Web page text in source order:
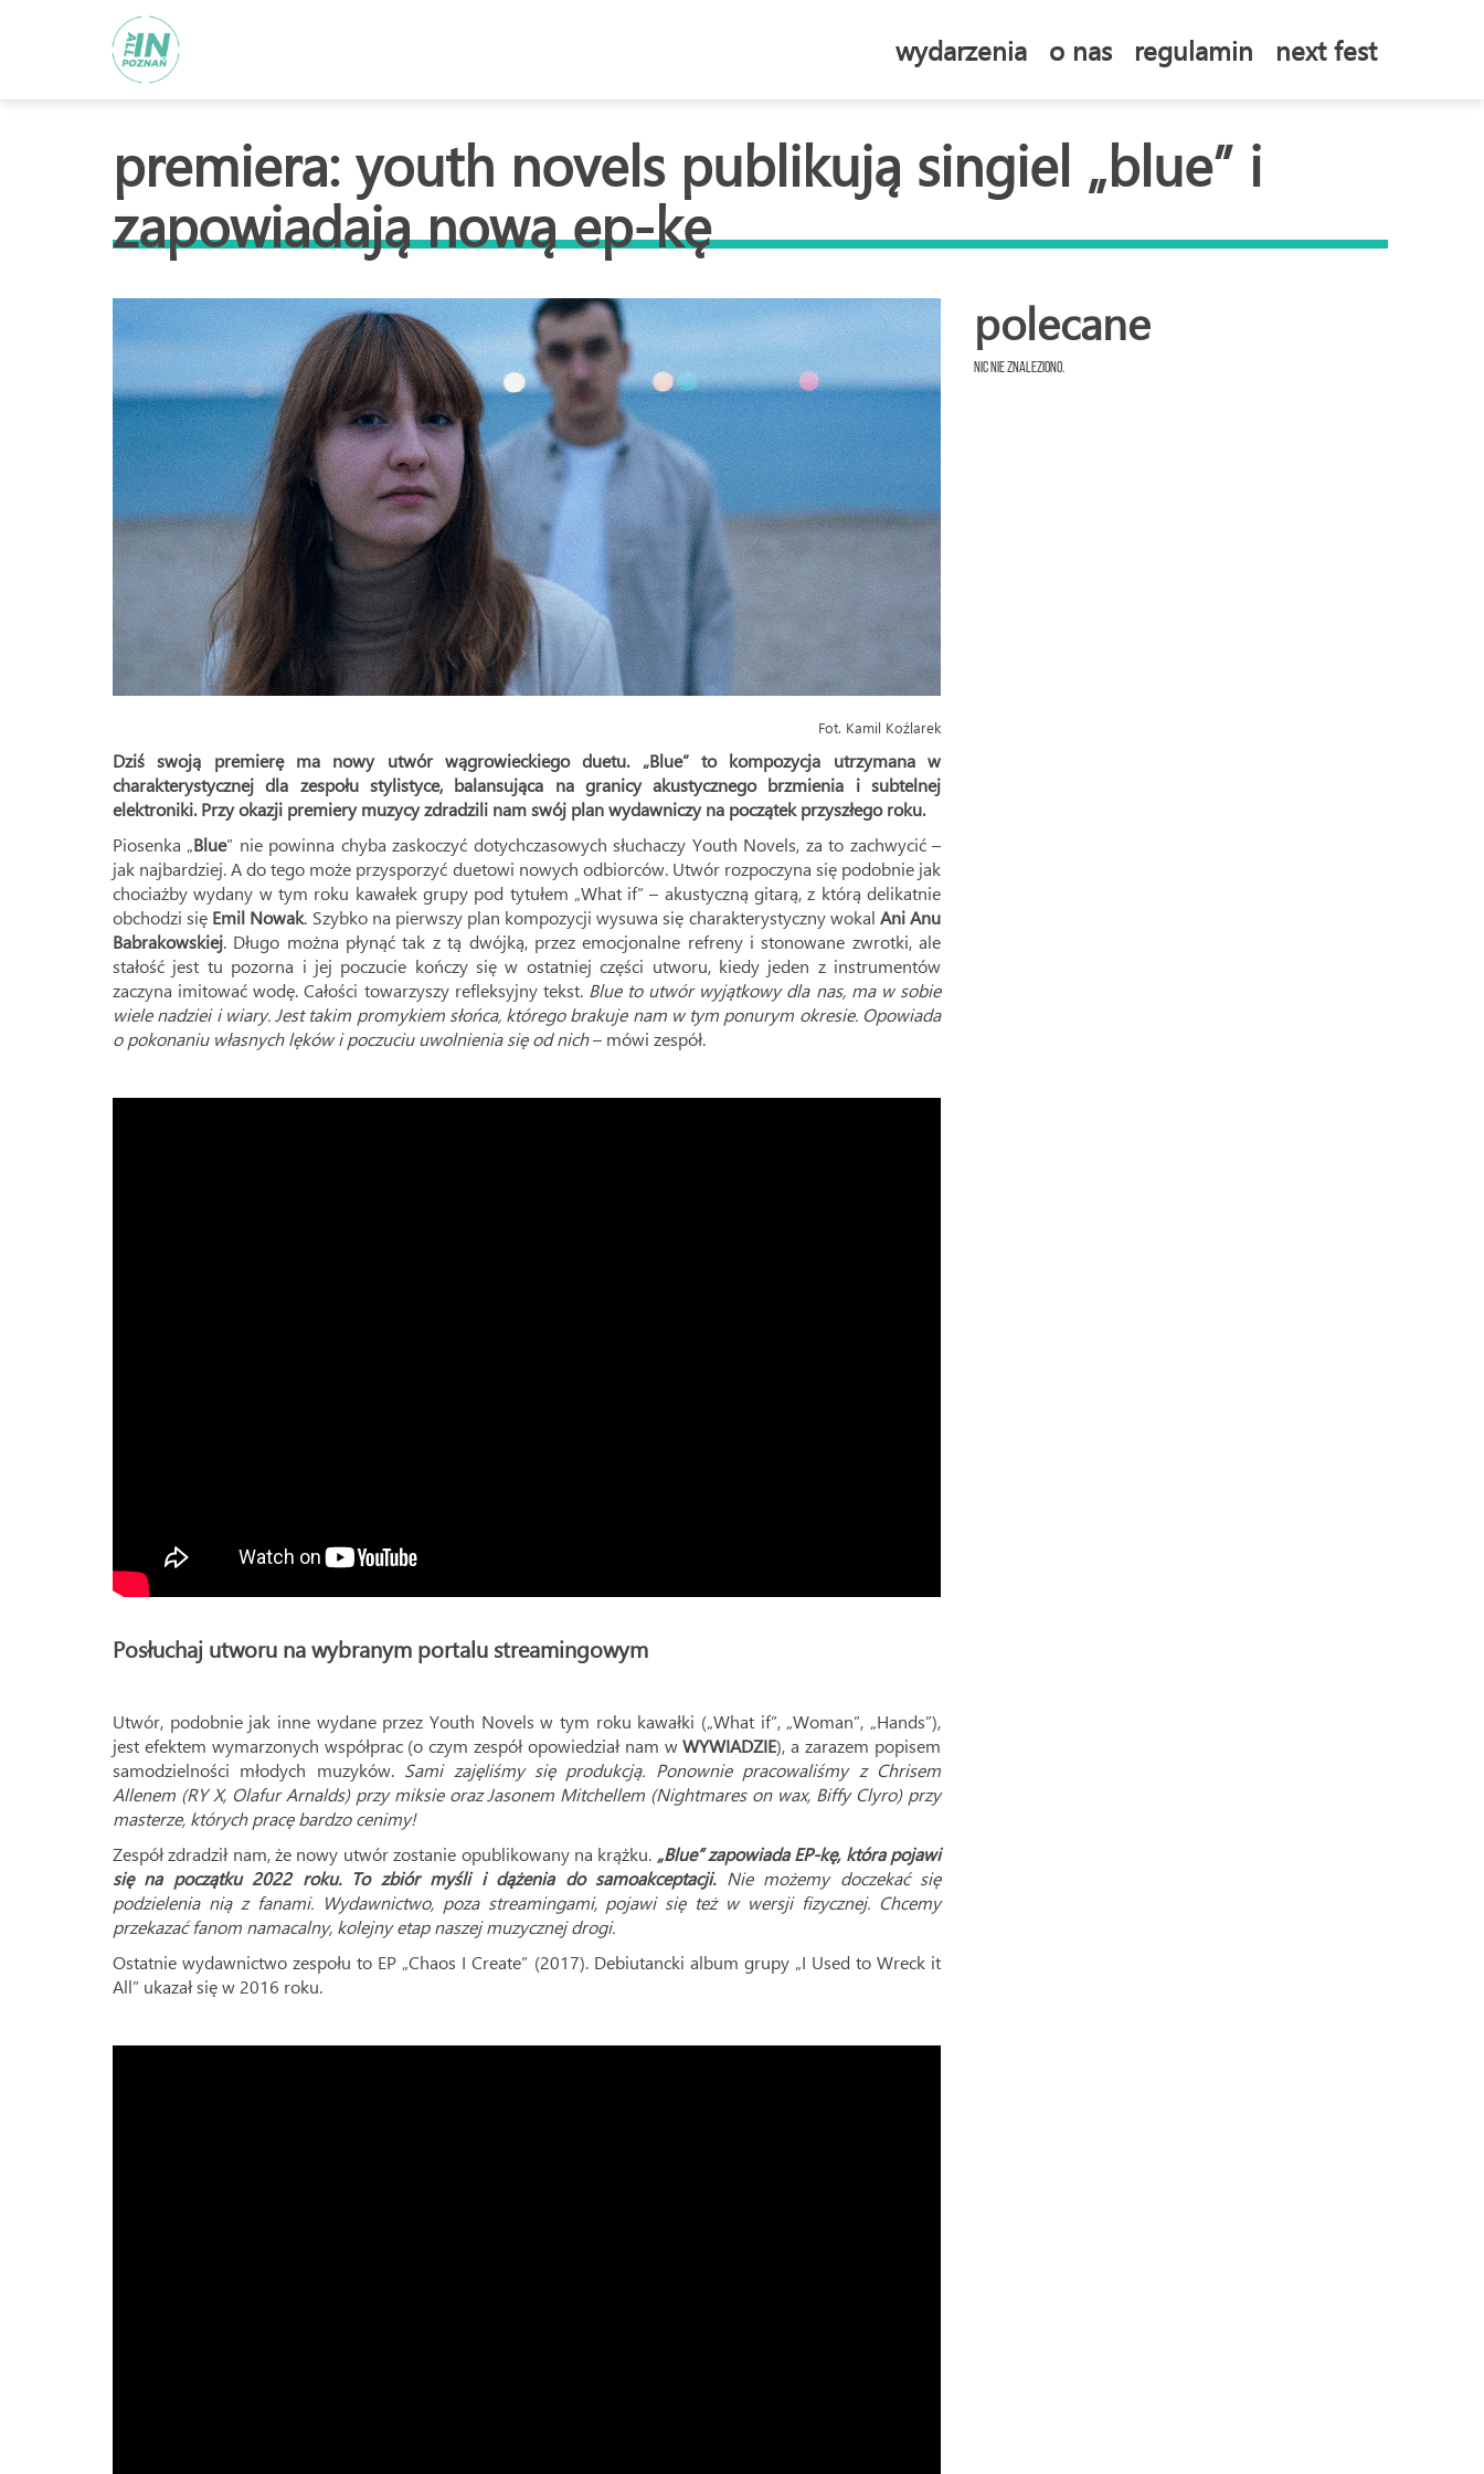
wydarzenia o nas regulamin next fest
premiera: youth novels publikują singiel „blue” i
zapowiadają nową ep-kę
Fot. Kamil Koźlarek
Dziś swoją premierę ma nowy utwór wągrowieckiego duetu. „Blue” to kompozycja utrzymana w
charakterystycznej dla zespołu stylistyce, balansująca na granicy akustycznego brzmienia i subtelnej
elektroniki. Przy okazji premiery muzycy zdradzili nam swój plan wydawniczy na początek przyszłego roku.
Piosenka „Blue” nie powinna chyba zaskoczyć dotychczasowych słuchaczy Youth Novels, za to zachwycić –
jak najbardziej. A do tego może przysporzyć duetowi nowych odbiorców. Utwór rozpoczyna się podobnie jak
chociażby wydany w tym roku kawałek grupy pod tytułem „What if” – akustyczną gitarą, z którą delikatnie
obchodzi się Emil Nowak. Szybko na pierwszy plan kompozycji wysuwa się charakterystyczny wokal Ani Anu
Babrakowskiej. Długo można płynąć tak z tą dwójką, przez emocjonalne refreny i stonowane zwrotki, ale
stałość jest tu pozorna i jej poczucie kończy się w ostatniej części utworu, kiedy jeden z instrumentów
zaczyna imitować wodę. Całości towarzyszy refleksyjny tekst. Blue to utwór wyjątkowy dla nas, ma w sobie
wiele nadziei i wiary. Jest takim promykiem słońca, którego brakuje nam w tym ponurym okresie. Opowiada
o pokonaniu własnych lęków i poczuciu uwolnienia się od nich– mówi zespół.
Posłuchaj utworu na wybranym portalu streamingowym
Utwór, podobnie jak inne wydane przez Youth Novels w tym roku kawałki („What if”, „Woman”, „Hands”),
jest efektem wymarzonych współprac (o czym zespół opowiedział nam wWYWIADZIE), a zarazem popisem
samodzielności młodych muzyków. Sami zajęliśmy się produkcją. Ponownie pracowaliśmy z Chrisem
Allenem (RY X, Olafur Arnalds) przy miksie oraz Jasonem Mitchellem (Nightmares on wax, Biffy Clyro) przy
masterze, których pracę bardzo cenimy!
Zespół zdradził nam, że nowy utwór zostanie opublikowany na krążku. „Blue” zapowiada EP-kę, która pojawi
się na początku 2022 roku. To zbiór myśli i dążenia do samoakceptacji.Nie możemy doczekać się
podzielenia nią z fanami. Wydawnictwo, poza streamingami, pojawi się też w wersji fizycznej. Chcemy
przekazać fanom namacalny, kolejny etap naszej muzycznej drogi.
Ostatnie wydawnictwo zespołu to EP „Chaos I Create” (2017). Debiutancki album grupy „I Used to Wreck it
All” ukazał się w 2016 roku.
polecane
Nic nie znaleziono.